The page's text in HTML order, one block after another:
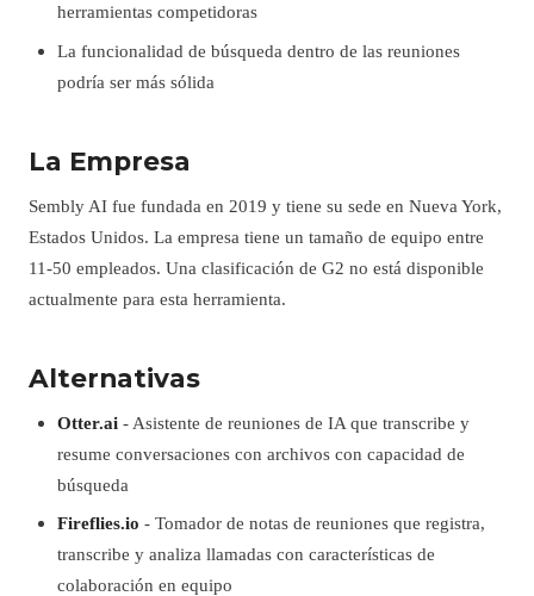
herramientas competidoras
La funcionalidad de búsqueda dentro de las reuniones
podría ser más sólida
La Empresa
Sembly AI fue fundada en 2019 y tiene su sede en Nueva York,
Estados Unidos. La empresa tiene un tamaño de equipo entre
11-50 empleados. Una clasificación de G2 no está disponible
actualmente para esta herramienta.
Alternativas
Otter.ai - Asistente de reuniones de IA que transcribe y
resume conversaciones con archivos con capacidad de
búsqueda
Fireflies.io - Tomador de notas de reuniones que registra,
transcribe y analiza llamadas con características de
colaboración en equipo